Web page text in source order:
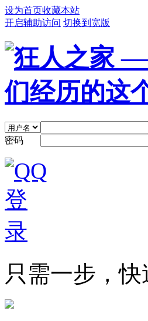
设为首页收藏本站
开启辅助访问 切换到宽版
密码
只需一步，